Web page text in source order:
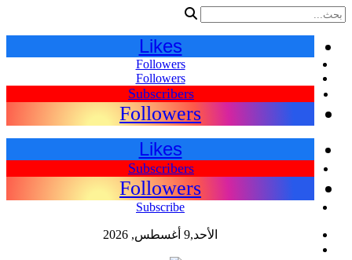
Likes
Followers
Followers
Subscribers
Followers
Likes
Subscribers
Followers
Subscribe
الأحد,9 أغسطس, 2026